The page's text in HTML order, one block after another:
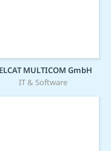
MULTICOM GmbH
IT & Software